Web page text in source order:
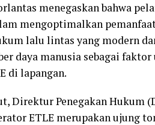
menegaskan bahwa
mengoptimalkan
lalu lintas yang modern
daya manusia sebagai
di lapangan.
Direktur Penegakan Hukum
ETLE merupakan ujung